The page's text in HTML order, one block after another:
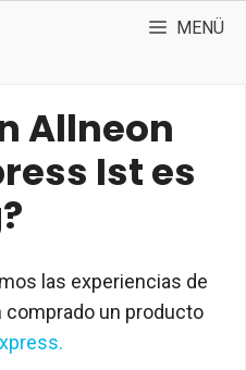
MENÜ
Allneon
Ist es
las experiencias de
comprado un producto